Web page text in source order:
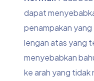
dapat
penampakan
lengan atas yang
menyebabkan
ke arah yang tidak